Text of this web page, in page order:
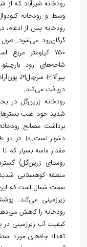
رودخانه شیرآباد که
وسط و رودخانه
رودخانه پس از ادغام،
شاخه‌های رود
پیرآلا[3] ، سرچال[4] ،
دریافت می‌کند.
رودخانه زرين‌گل
شدید خود اغلب
برداشت مصالح
دشوار است.[8]
. در دو
روستای زرين‌گل)
منطقه کوهستانی
سمت شمال است که این
زیرزمینی می‌کند.
رودخانه را کاهش
کیفیت آب زیرزمینی
تعداد چاه‌های مورد